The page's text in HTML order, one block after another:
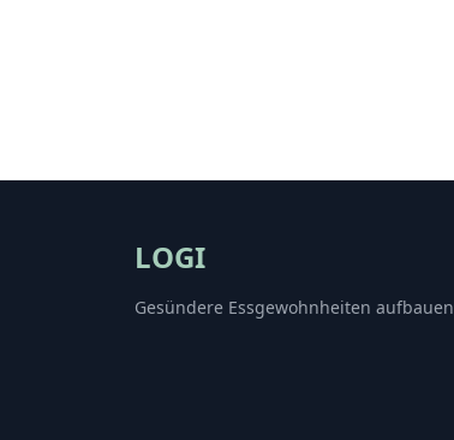
LOGI
Gesündere Essgewohnheiten aufbauen